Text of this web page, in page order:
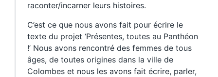
raconter/incarner leurs histoires.
C’est ce que nous avons fait pour écrire le
texte du projet ‘Présentes, toutes au Panthéon
!’ Nous avons rencontré des femmes de tous
âges, de toutes origines dans la ville de
Colombes et nous les avons fait écrire, parler,